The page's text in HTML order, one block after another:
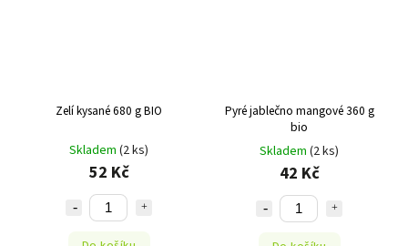
Zelí kysané 680 g BIO
Skladem (2 ks)
52 Kč
Pyré jablečno mangové 360 g
bio
Skladem (2 ks)
42 Kč